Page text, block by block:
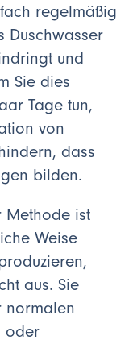
regelmäßig
Duschwasser
und
Sie dies
Tage tun,
von
dass
bilden.
Methode ist
Weise
aus. Sie
normalen
oder